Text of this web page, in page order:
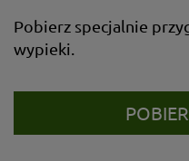
Pobierz specjalnie
wypieki.